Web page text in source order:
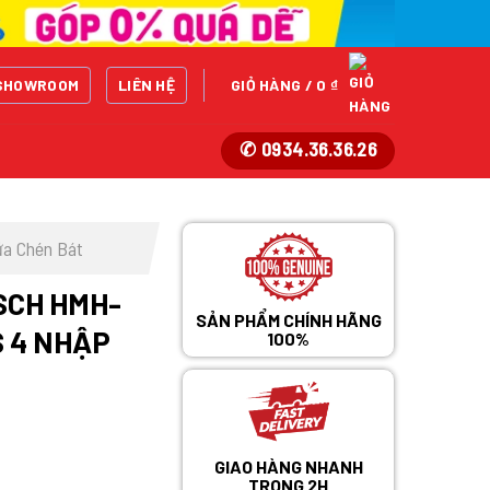
LIÊN HỆ GIỎ HÀNG / 0 ₫
✆ 0934.36.36.26
Chén Bát
HMH-
4 NHẬP
SẢN PHẨM CHÍNH HÃNG
100%
GIAO HÀNG NHANH
TRONG 2H